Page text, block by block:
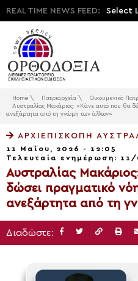
REAL TIME NEWS FEED: Select
Home \ Πατριαρχεία \ Οικουμενικό
Αυστραλίας Μακάριος: «Κάνε αυτό που θα
ανεξάρτητα από τη γνώμη των άλλων»
ΑΡΧΙΕΠΙΣΚΟΠΉ
11 Μαΐου, 2026 - 12:05
Τελευταία ενημέρωση:
Αυστραλίας
δώσει πραγματικό
ανεξάρτητα από τη
Διαδώστε: